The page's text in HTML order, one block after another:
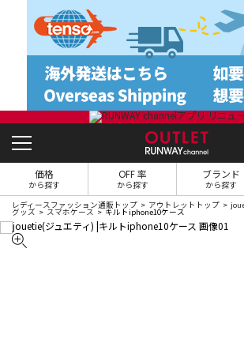
価格
から探す
OFF 率
から探す
ブランド
から探す
レディースファッション通販トップ アウトレットトップ
グッズ スマホケース キルトiphone10ケース